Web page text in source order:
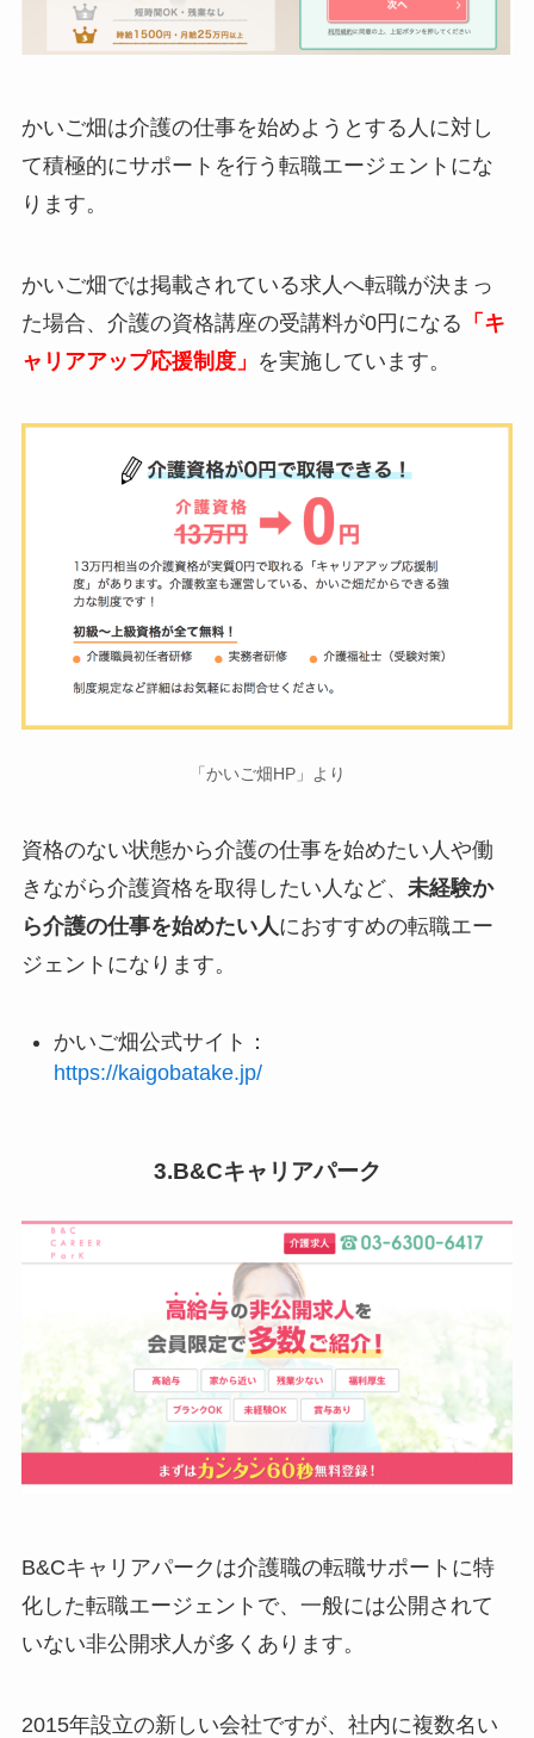
かいご畑は介護の仕事を始めようとする人に対し
て積極的にサポートを行う転職エージェントにな
ります。
かいご畑では掲載されている求人へ転職が決まっ
た場合、介護の資格講座の受講料が0円になる 「キ
ャリアアップ応援制度」 を実施しています。
「かいご畑HP」より
資格のない状態から介護の仕事を始めたい人や働
きながら介護資格を取得したい人など、 未経験か
ら介護の仕事を始めたい人におすすめの転職エー
ジェントになります。
かいご畑公式サイト：
https://kaigobatake.jp/
3.B&Cキャリアパーク
B&Cキャリアパークは介護職の転職サポートに特
化した転職エージェントで、一般には公開されて
いない非公開求人が多くあります。
2015年設立の新しい会社ですが、社内に複数名い